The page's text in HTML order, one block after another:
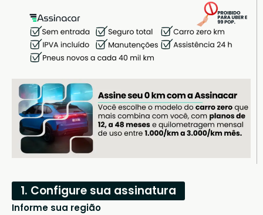
1. Configure sua assinatura
Informe sua região